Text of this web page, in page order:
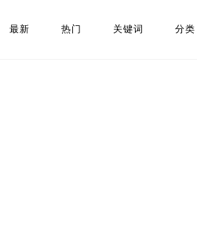
最新 热门 关键词 分类